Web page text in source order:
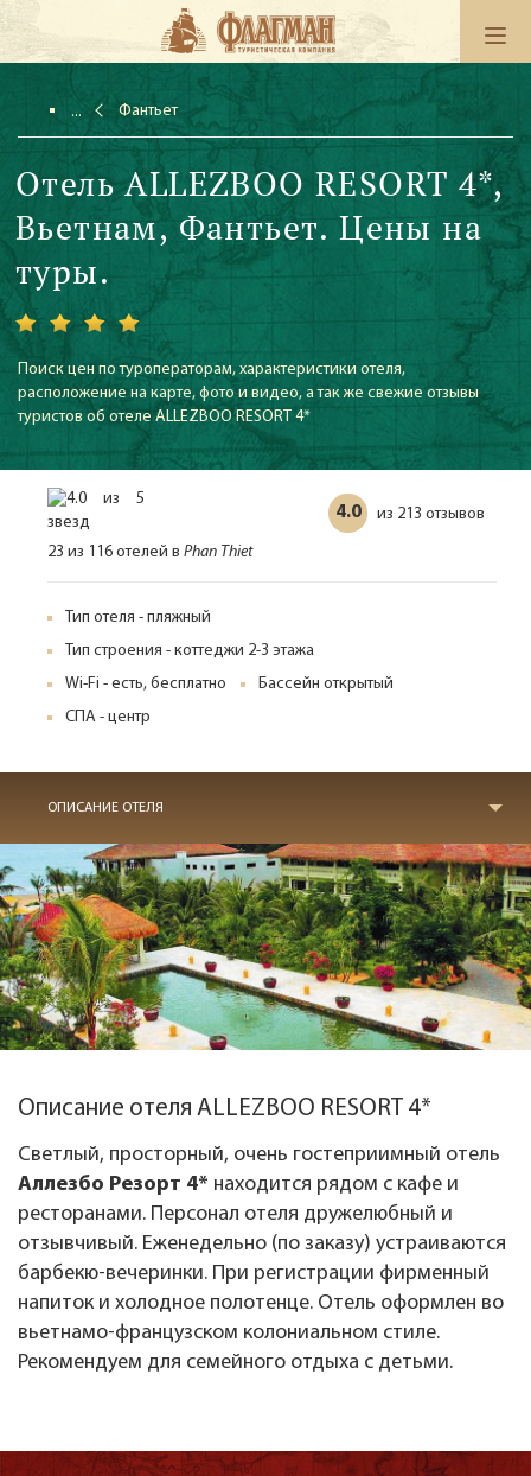
Фантьет
Отель ALLEZBOO RESORT 4*,
Вьетнам, Фантьет. Цены на
туры.
Поиск цен по туроператорам, характеристики отеля,
расположение на карте, фото и видео, а так же свежие отзывы
туристов об отеле ALLEZBOO RESORT 4*
4.0 из 213 отзывов
23 из 116 отелей в Phan Thiet
Тип отеля - пляжный
Тип строения - коттеджи 2-3 этажа
Wi-Fi - есть, бесплатно
Бассейн открытый
СПА - центр
ОПИСАНИЕ ОТЕЛЯ
Описание отеля ALLEZBOO RESORT 4*
Светлый, просторный, очень гостеприимный отель
Аллезбо Резорт 4* находится рядом с кафе и
ресторанами. Персонал отеля дружелюбный и
отзывчивый. Еженедельно (по заказу) устраиваются
барбекю-вечеринки. При регистрации фирменный
напиток и холодное полотенце. Отель оформлен во
вьетнамо-французском колониальном стиле.
Рекомендуем для семейного отдыха с детьми.